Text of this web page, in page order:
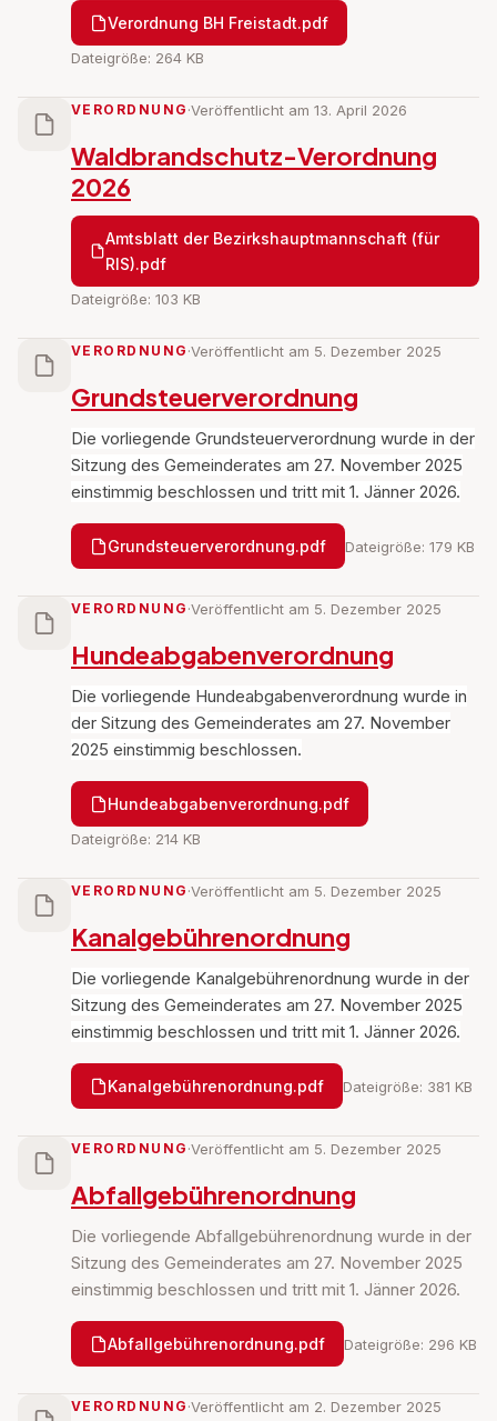
Verordnung BH Freistadt.pdf
Dateigröße: 264 KB
VERORDNUNG ·Veröffentlicht am 13. April 2026
Waldbrandschutz-Verordnung
2026
Amtsblatt der Bezirkshauptmannschaft (für
RIS).pdf
Dateigröße: 103 KB
VERORDNUNG ·Veröffentlicht am 5. Dezember 2025
Grundsteuerverordnung
Die vorliegende Grundsteuerverordnung wurde in der
Sitzung des Gemeinderates am 27. November 2025
einstimmig beschlossen und tritt mit 1. Jänner 2026.
Grundsteuerverordnung.pdf Dateigröße: 179 KB
VERORDNUNG ·Veröffentlicht am 5. Dezember 2025
Hundeabgabenverordnung
Die vorliegende Hundeabgabenverordnung wurde in
der Sitzung des Gemeinderates am 27. November
2025 einstimmig beschlossen.
Hundeabgabenverordnung.pdf
Dateigröße: 214 KB
VERORDNUNG ·Veröffentlicht am 5. Dezember 2025
Kanalgebührenordnung
Die vorliegende Kanalgebührenordnung wurde in der
Sitzung des Gemeinderates am 27. November 2025
einstimmig beschlossen und tritt mit 1. Jänner 2026.
Kanalgebührenordnung.pdf Dateigröße: 381 KB
VERORDNUNG ·Veröffentlicht am 5. Dezember 2025
Abfallgebührenordnung
Die vorliegende Abfallgebührenordnung wurde in der
Sitzung des Gemeinderates am 27. November 2025
einstimmig beschlossen und tritt mit 1. Jänner 2026.
Abfallgebührenordnung.pdf Dateigröße: 296 KB
VERORDNUNG ·Veröffentlicht am 2. Dezember 2025